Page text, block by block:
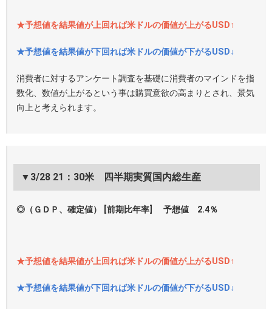
★予想値を結果値が上回れば米ドルの価値が上がるUSD↑
★予想値を結果値が下回れば米ドルの価値が下がるUSD↓
消費者に対するアンケート調査を基礎に消費者のマインドを指
数化、数値が上がるという事は購買意欲の高まりとされ、景気
向上と考えられます。
▼3/28 21：30米 四半期実質国内総生産
◎（ＧＤＰ、確定値） [前期比年率] 予想値 2.4％
★予想値を結果値が上回れば米ドルの価値が上がるUSD↑
★予想値を結果値が下回れば米ドルの価値が下がるUSD↓